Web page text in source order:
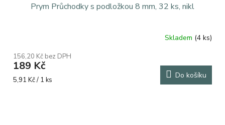
Prym Průchodky s podložkou 8 mm, 32 ks, nikl
Skladem (4 ks)
156,20 Kč bez DPH
189 Kč
Měrná
5,91 Kč / 1 ks Do košíku